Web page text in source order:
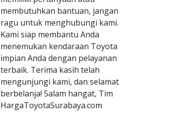
membutuhkan bantuan, jangan
ragu untuk menghubungi kami.
Kami siap membantu Anda
menemukan kendaraan Toyota
impian Anda dengan pelayanan
terbaik. Terima kasih telah
mengunjungi kami, dan selamat
berbelanja! Salam hangat, Tim
HargaToyotaSurabaya.com